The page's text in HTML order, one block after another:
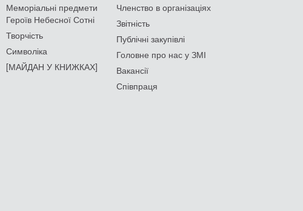
Меморіальні предмети
Героїв Небесної Сотні
Творчість
Символіка
[МАЙДАН У КНИЖКАХ]
Членство в організаціях
Звітність
Публічні закупівлі
Головне про нас у ЗМІ
Вакансії
Співпраця